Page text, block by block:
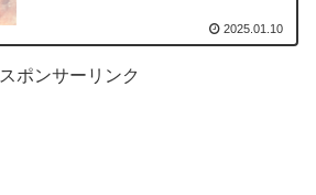
2025.01.10
スポンサーリンク